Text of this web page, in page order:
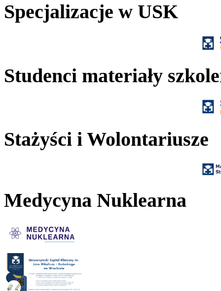
Specjalizacje w USK
Studenci materiały
Stażyści i Wolontariusze
Medycyna Nuklearna